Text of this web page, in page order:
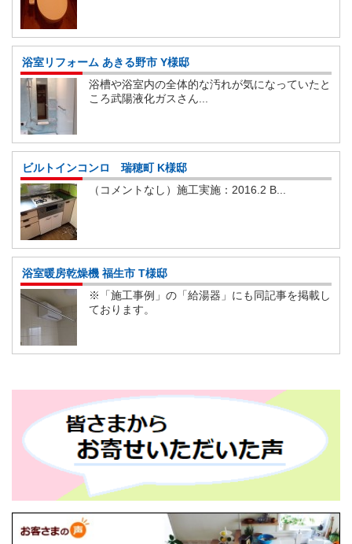
浴室リフォーム あきる野市 Y様邸
浴槽や浴室内の全体的な汚れが気になっていたと
ころ武陽液化ガスさん...
ビルトインコンロ 瑞穂町 K様邸
（コメントなし）施工実施：2016.2 B...
浴室暖房乾燥機 福生市 T様邸
※「施工事例」の「給湯器」にも同記事を掲載し
ております。